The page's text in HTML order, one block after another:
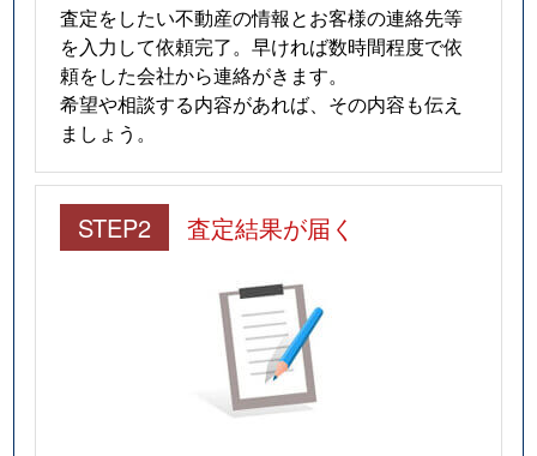
査定をしたい不動産の情報とお客様の連絡先等
を入力して依頼完了。早ければ数時間程度で依
頼をした会社から連絡がきます。
希望や相談する内容があれば、その内容も伝え
ましょう。
STEP2 査定結果が届く